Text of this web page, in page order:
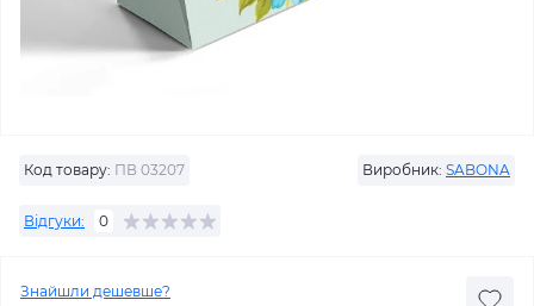
Код товару: ПВ 03207 Виробник: SABONA
Відгуки: 0
Знайшли дешевше?